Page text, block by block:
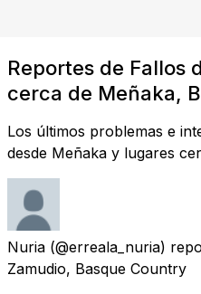
Reportes de Fallos
cerca de Meñaka,
Los últimos problemas e
desde Meñaka y lugares
Nuria (@erreala_nuria)
Zamudio, Basque Country